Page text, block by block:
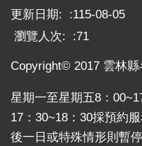
政
府
網
資
料
開
放
宣
更新日期:
115-08-05
瀏覽人次:
71
Copyright© 2017 雲林
星期一至星期五8：
17：30~18：30採預約
後一日或特殊情形則暫